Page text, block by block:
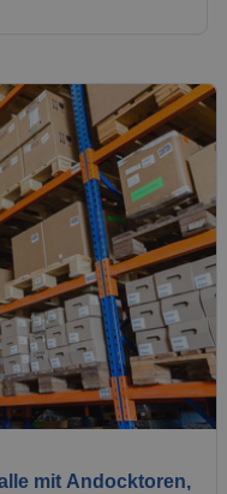
1 / 2
mit Andocktoren,